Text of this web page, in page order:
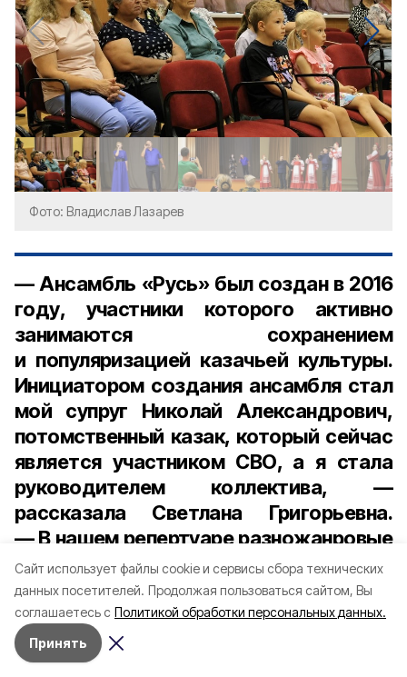
Cайт использует файлы cookie и сервисы сбора технических
данных посетителей. Продолжая пользоваться сайтом, Вы
соглашаетесь с Политикой обработки персональных данных.
Принять
Фото: Владислав Лазарев
— Ансамбль «Русь» был создан в 2016
году, участники которого активно
занимаются сохранением
и популяризацией казачьей культуры.
Инициатором создания ансамбля стал
мой супруг Николай Александрович,
потомственный казак, который сейчас
является участником СВО, а я стала
руководителем коллектива, —
рассказала Светлана Григорьевна.
— В нашем репертуаре разножанровые
песни: традиционные казачьи, русские
народные. Особое внимание уделяем
хореографии: элементы танца
присутствуют практически в каждом
номере. Не раз становились